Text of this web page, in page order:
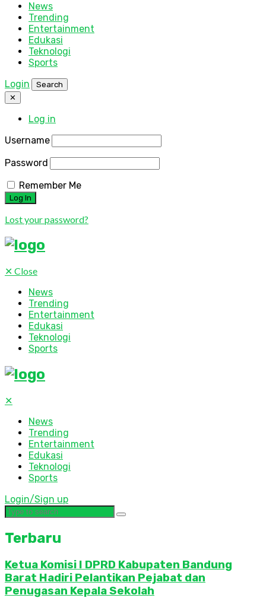
News
Trending
Entertainment
Edukasi
Teknologi
Sports
Login
Search
✕
Log in
Username
Password
Remember Me
Lost your password?
✕ Close
News
Trending
Entertainment
Edukasi
Teknologi
Sports
✕
News
Trending
Entertainment
Edukasi
Teknologi
Sports
Login/Sign up
Terbaru
Ketua Komisi I DPRD Kabupaten Bandung
Barat Hadiri Pelantikan Pejabat dan
Penugasan Kepala Sekolah